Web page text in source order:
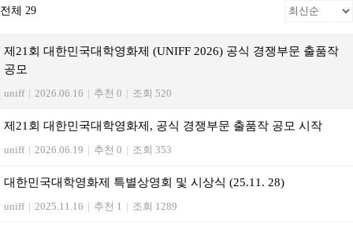
전체 29
제21회 대한민국대학영화제 (UNIFF 2026) 공식 경쟁부문 출품작
공모
uniff | 2026.06.16 | 추천 0 | 조회 520
제21회 대한민국대학영화제, 공식 경쟁부문 출품작 공모 시작
uniff | 2026.06.19 | 추천 0 | 조회 353
대한민국대학영화제 특별상영회 및 시상식 (25.11. 28)
uniff | 2025.11.16 | 추천 1 | 조회 1289